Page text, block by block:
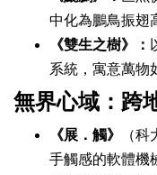
中化為鵬鳥振翅
《雙生之樹》：
系統，寓意萬物
無界心域：跨
《展．觸》
（
手觸感的軟體機